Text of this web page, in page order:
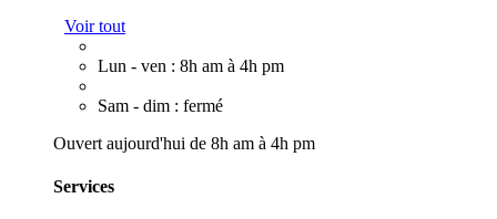
Voir tout
Lun - ven : 8h am à 4h pm
Sam - dim : fermé
Ouvert aujourd'hui de 8h am à 4h pm
Services